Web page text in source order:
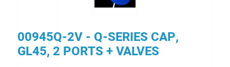
00945Q-2V - Q-SERIES CAP,
GL45, 2 PORTS + VALVES